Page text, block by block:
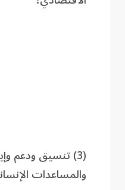
(3) تنسيق ودعم
والمساعدات